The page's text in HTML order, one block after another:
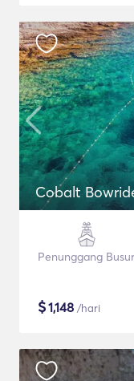
Cobalt
Penunggang Busur
$1,148 /hari